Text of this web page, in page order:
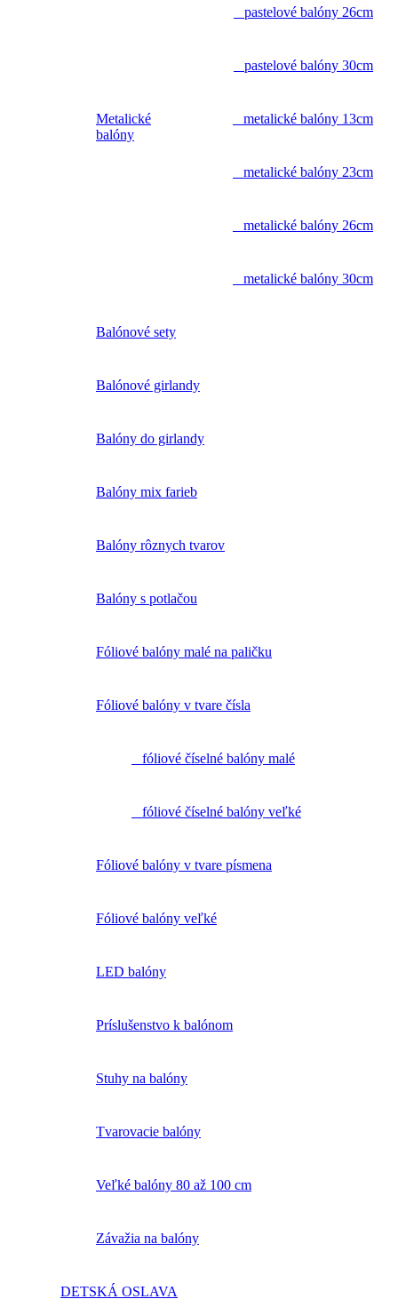
pastelové balóny 26cm
pastelové balóny 30cm
Metalické
balóny
metalické balóny 13cm
metalické balóny 23cm
metalické balóny 26cm
metalické balóny 30cm
Balónové sety
Balónové girlandy
Balóny do girlandy
Balóny mix farieb
Balóny rôznych tvarov
Balóny s potlačou
Fóliové balóny malé na paličku
Fóliové balóny v tvare čísla
fóliové číselné balóny malé
fóliové číselné balóny veľké
Fóliové balóny v tvare písmena
Fóliové balóny veľké
LED balóny
Príslušenstvo k balónom
Stuhy na balóny
Tvarovacie balóny
Veľké balóny 80 až 100 cm
Závažia na balóny
DETSKÁ OSLAVA